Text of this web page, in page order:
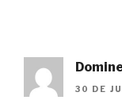
30 DE